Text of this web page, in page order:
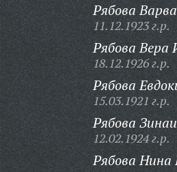
Рябова
11.12.1923 г.р.
Рябова Вера
18.12.1926 г.р.
Рябова
15.03.1921 г.р.
Рябова
12.02.1924 г.р.
Рябова Нина